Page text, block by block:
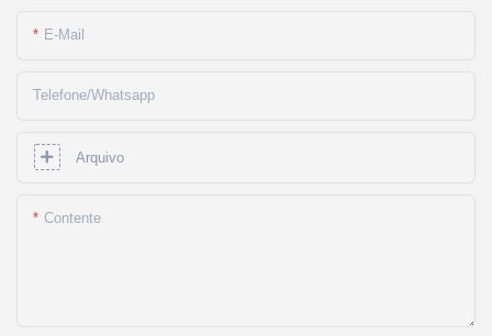
E-Mail
Telefone/whatsapp
Arquivo
Contente